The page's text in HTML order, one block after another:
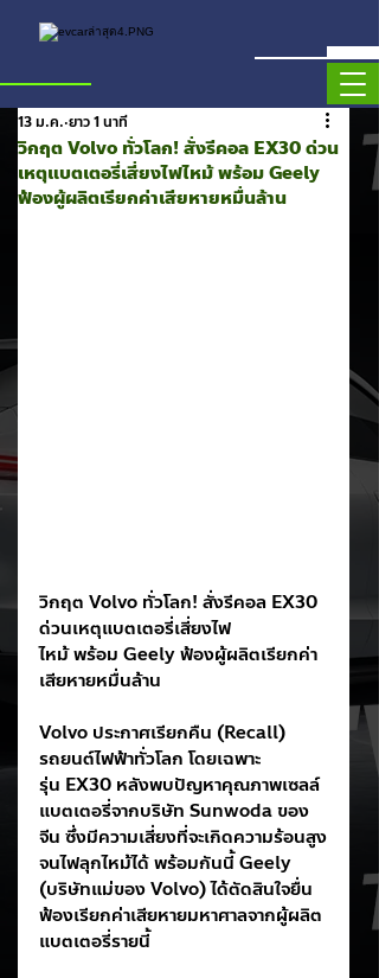
วิกฤต Volvo ทั่วโลก! สั่งรีคอล EX30 ด่วน
เหตุแบตเตอรี่เสี่ยงไฟไหม้ พร้อม Geely
ฟ้องผู้ผลิตเรียกค่าเสียหายหมื่นล้าน
13 ม.ค. ยาว 1 นาที
วิกฤต Volvo ทั่วโลก! สั่งรีคอล EX30
ด่วนเหตุแบตเตอรี่เสี่ยงไฟ
ไหม้ พร้อม Geely ฟ้องผู้ผลิตเรียกค่า
เสียหายหมื่นล้าน
Volvo ประกาศเรียกคืน (Recall)
รถยนต์ไฟฟ้าทั่วโลก โดยเฉพาะ
รุ่น EX30 หลังพบปัญหาคุณภาพเซลล์
แบตเตอรี่จากบริษัท Sunwoda ของ
จีน ซึ่งมีความเสี่ยงที่จะเกิดความร้อนสูง
จนไฟลุกไหม้ได้ พร้อมกันนี้ Geely
(บริษัทแม่ของ Volvo) ได้ตัดสินใจยื่น
ฟ้องเรียกค่าเสียหายมหาศาลจากผู้ผลิต
แบตเตอรี่รายนี้